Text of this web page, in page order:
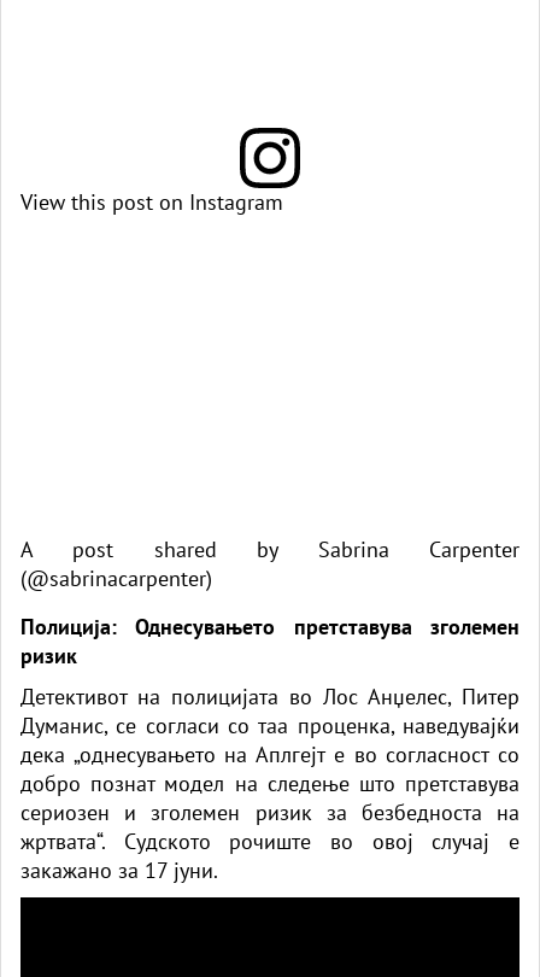
View this post on Instagram
A post shared by Sabrina Carpenter
(@sabrinacarpenter)
Полиција: Однесувањето претставува зголемен
ризик
Детективот на полицијата во Лос Анџелес, Питер
Думанис, се согласи со таа проценка, наведувајќи
дека „однесувањето на Аплгејт е во согласност со
добро познат модел на следење што претставува
сериозен и зголемен ризик за безбедноста на
жртвата“. Судското рочиште во овој случај е
закажано за 17 јуни.